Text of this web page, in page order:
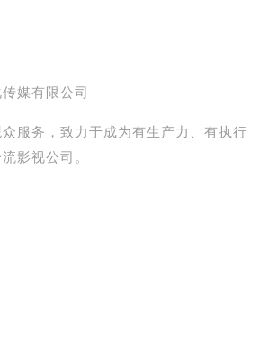
媒有限公司
服务，致力于成为有生产力、有执行
影视公司。